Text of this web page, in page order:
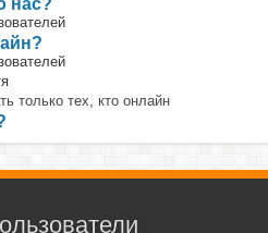
нас?
только тех, кто онлайн